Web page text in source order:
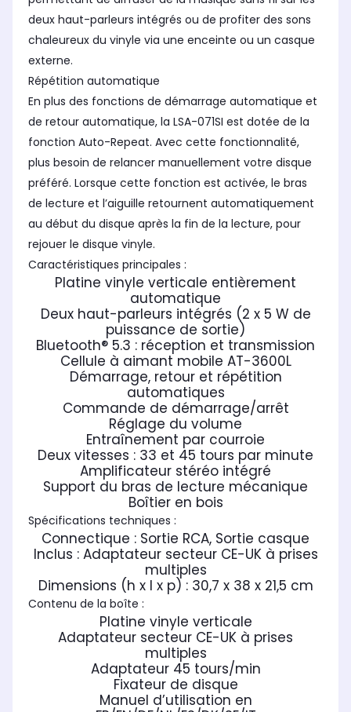
deux haut-parleurs intégrés ou de profiter des sons
chaleureux du vinyle via une enceinte ou un casque
externe.
Répétition automatique
En plus des fonctions de démarrage automatique et
de retour automatique, la LSA-071SI est dotée de la
fonction Auto-Repeat. Avec cette fonctionnalité,
plus besoin de relancer manuellement votre disque
préféré. Lorsque cette fonction est activée, le bras
de lecture et l’aiguille retournent automatiquement
au début du disque après la fin de la lecture, pour
rejouer le disque vinyle.
Caractéristiques principales :
Platine vinyle verticale entièrement
automatique
Deux haut-parleurs intégrés (2 x 5 W de
puissance de sortie)
Bluetooth® 5.3 : réception et transmission
Cellule à aimant mobile AT-3600L
Démarrage, retour et répétition
automatiques
Commande de démarrage/arrêt
Réglage du volume
Entraînement par courroie
Deux vitesses : 33 et 45 tours par minute
Amplificateur stéréo intégré
Support du bras de lecture mécanique
Boîtier en bois
Spécifications techniques :
Connectique : Sortie RCA, Sortie casque
Inclus : Adaptateur secteur CE-UK à prises
multiples
Dimensions (h x l x p) : 30,7 x 38 x 21,5 cm
Contenu de la boîte :
Platine vinyle verticale
Adaptateur secteur CE-UK à prises
multiples
Adaptateur 45 tours/min
Fixateur de disque
Manuel d’utilisation en